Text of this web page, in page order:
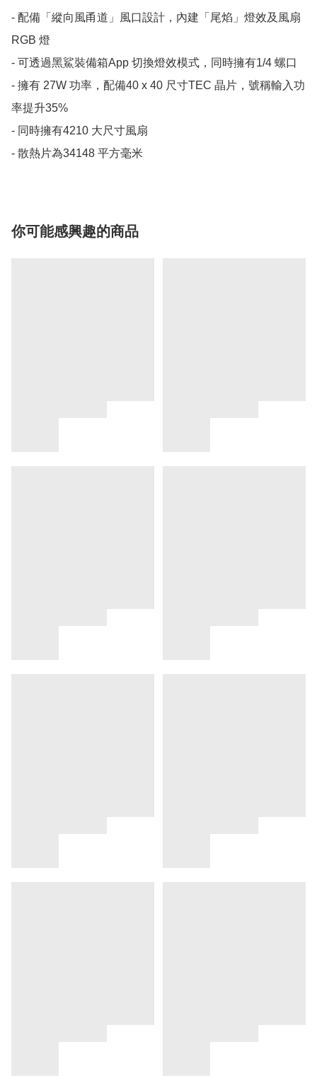
- 配備「縱向風甬道」風口設計，內建「尾焰」燈效及風扇
RGB 燈
- 可透過黑鯊裝備箱App 切換燈效模式，同時擁有1/4 螺口
- 擁有 27W 功率，配備40 x 40 尺寸TEC 晶片，號稱輸入功
率提升35%
- 同時擁有4210 大尺寸風扇
- 散熱片為34148 平方毫米
你可能感興趣的商品